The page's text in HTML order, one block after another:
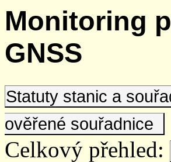
Monitoring
GNSS
Statuty stanic a
ověřené souřadnice
Celkový přehled: